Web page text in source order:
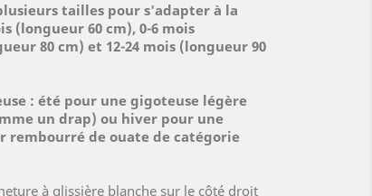
tailles pour s'adapter à la
(longueur 60 cm), 0-6 mois
80 cm) et 12-24 mois (longueur 90
: été pour une gigoteuse légère
un drap) ou hiver pour une
rembourré de ouate de catégorie
à glissière blanche sur le côté droit